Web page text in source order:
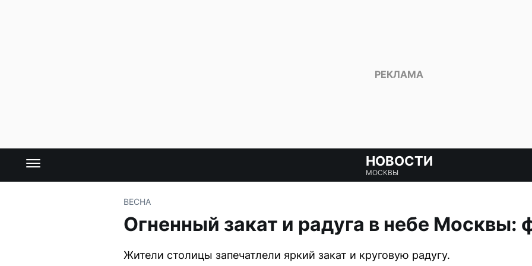
НОВОСТИ
МОСКВЫ
ВЕСНА
Огненный закат и радуга в небе Москвы:
Жители столицы запечатлели яркий закат и круговую радугу.